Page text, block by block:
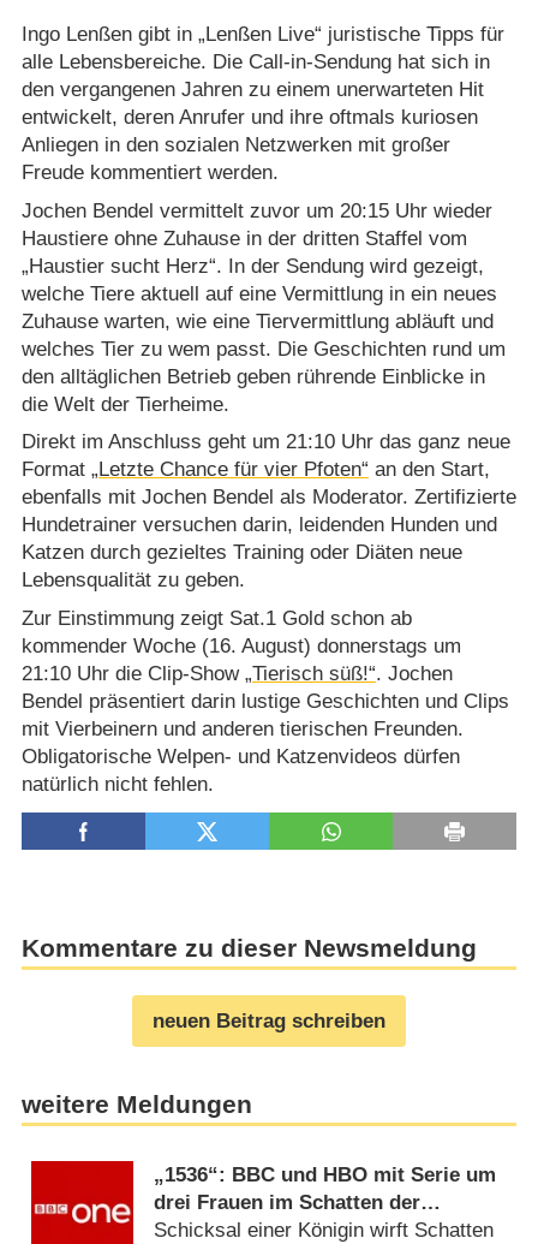
Ingo Lenßen gibt in „Lenßen Live“ juristische Tipps für
alle Lebensbereiche. Die Call-in-Sendung hat sich in
den vergangenen Jahren zu einem unerwarteten Hit
entwickelt, deren Anrufer und ihre oftmals kuriosen
Anliegen in den sozialen Netzwerken mit großer
Freude kommentiert werden.
Jochen Bendel vermittelt zuvor um 20:15 Uhr wieder
Haustiere ohne Zuhause in der dritten Staffel vom
„Haustier sucht Herz“. In der Sendung wird gezeigt,
welche Tiere aktuell auf eine Vermittlung in ein neues
Zuhause warten, wie eine Tiervermittlung abläuft und
welches Tier zu wem passt. Die Geschichten rund um
den alltäglichen Betrieb geben rührende Einblicke in
die Welt der Tierheime.
Direkt im Anschluss geht um 21:10 Uhr das ganz neue
Format „Letzte Chance für vier Pfoten“ an den Start,
ebenfalls mit Jochen Bendel als Moderator. Zertifizierte
Hundetrainer versuchen darin, leidenden Hunden und
Katzen durch gezieltes Training oder Diäten neue
Lebensqualität zu geben.
Zur Einstimmung zeigt Sat.1 Gold schon ab
kommender Woche (16. August) donnerstags um
21:10 Uhr die Clip-Show „Tierisch süß!“. Jochen
Bendel präsentiert darin lustige Geschichten und Clips
mit Vierbeinern und anderen tierischen Freunden.
Obligatorische Welpen- und Katzenvideos dürfen
natürlich nicht fehlen.
Kommentare zu dieser Newsmeldung
neuen Beitrag schreiben
weitere Meldungen
„1536“: BBC und HBO mit Serie um
drei Frauen im Schatten der
Verhaftung von Anne Boleyn
Schicksal einer Königin wirft Schatten